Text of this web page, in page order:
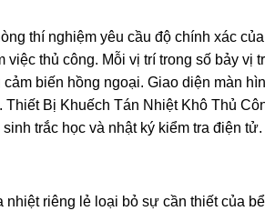
thí nghiệm yêu cầu độ chính xác
thủ công. Mỗi vị trí trong số bảy vị
biến hồng ngoại. Giao diện màn
Bị Khuếch Tán Nhiệt Khô Thủ
trắc học và nhật ký kiểm tra điện tử.
nhiệt riêng lẻ loại bỏ sự cần thiết của